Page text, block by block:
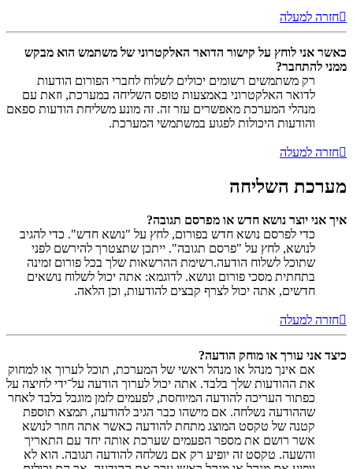
חזרה למעלה
כאשר אני לוחץ על קישור הדואר האלקטרוני של משתמש הוא מבקש
ממני להתחבר?
רק משתמשים רשומים יכולים לשלוח לחברי הפורום הודעות
לדואר האלקטרוני באמצעות טופס השליחה במערכת, וזאת עם
מנהלי המערכת מאפשרים עזר זה. זה מונע משליחת הודעות ספאם
והודעות היכולות לפגוע במשתמשי המערכת.
חזרה למעלה
מערכת השליחה
איך אני יוצר נושא חדש או מפרסם תגובה?
כדי לפרסם נושא חדש בפורום, לחץ על "נושא חדש". כדי להגיב
לנושא, לחץ על "פרסם תגובה". ייתכן שתצטרך להירשם לפני
שתוכל לשלוח הודעה.רשימת ההרשאות שלך בכל פורום זמינה
בתחתית מסכי פורום ונושא. לדוגמא: אתה יכול לשלוח נושאים
חדשים, אתה יכול לצרף קבצים להודעות, וכן הלאה.
חזרה למעלה
כיצד אני עורך או מוחק הודעה?
אם אינך מנהל או מנהל ראשי של המערכת, תוכל לערוך או למחוק
את ההודעות שלך בלבד. אתה יכול לערוך הודעה על־ידי לחיצה על
כפתור העריכה להודעה המיוחסת, לפעמים לזמן מוגבל בלבד לאחר
שההודעה נשלחה. אם מישהו כבר הגיב להודעה, תמצא תוספת
קטנה של טקסט המוצג מתחת להודעה כאשר אתה חוזר לנושא
אשר רושם את מספר הפעמים שערכת אותה יחד עם התאריך
והשעה. טקסט זה יופיע רק אם נשלחה להודעה תגובה. הוא לא